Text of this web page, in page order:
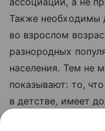
Также необходимы
во взрослом
разнородных
населения. Тем не
показывают: то,
в детстве, имеет